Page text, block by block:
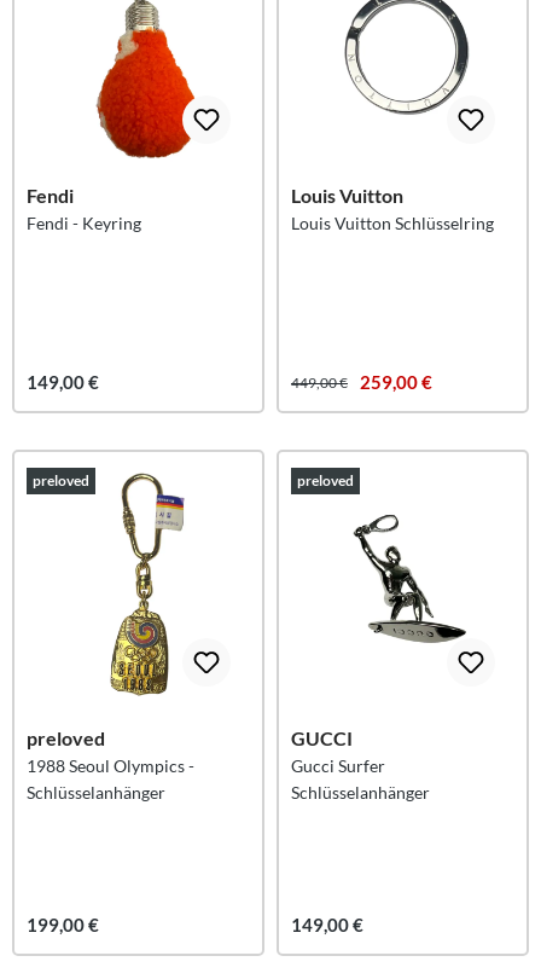
Fendi
Fendi - Keyring
149,00 €
Louis Vuitton
Louis Vuitton Schlüsselring
449,00 € 259,00 €
preloved
preloved
1988 Seoul Olympics -
Schlüsselanhänger
199,00 €
preloved
GUCCI
Gucci Surfer
Schlüsselanhänger
149,00 €